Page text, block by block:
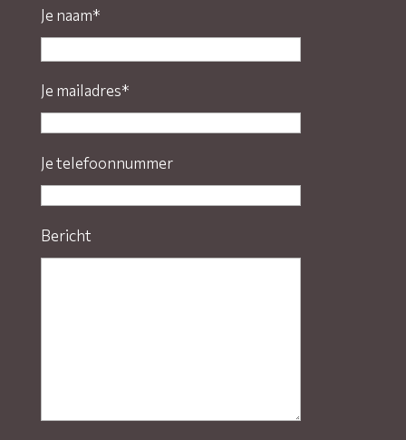
Je naam*
Je mailadres*
Je telefoonnummer
Bericht